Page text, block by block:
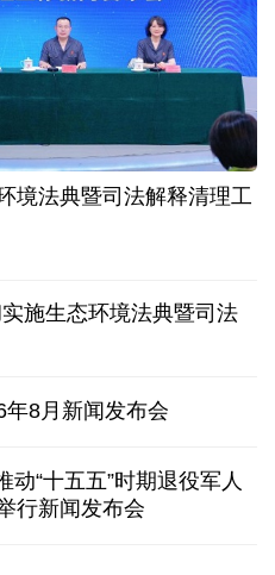
行业运行韧性较强
激活城市发展新动能
经济撬动暑期消费新蓝海
袭击俄领土证据
劳动力市场正在走弱
立 却堵不住中国AI热
境法典暨司法解释清理工
施生态环境法典暨司法
8月新闻发布会
“十五五”时期退役军人
行新闻发布会